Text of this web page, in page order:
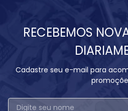
RECEBEMOS
Cadastre seu e-mail para